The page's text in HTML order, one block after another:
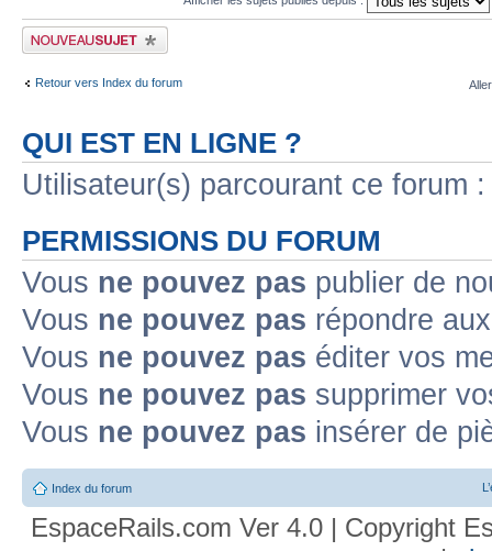
Publier un nouveau sujet
Retour vers Index du forum
QUI EST EN LIGNE ?
Utilisateur(s) parcourant ce forum
PERMISSIONS DU FORUM
Vous ne pouvez pas publier de
Vous ne pouvez pas répondre
Vous ne pouvez pas éditer vos
Vous ne pouvez pas supprimer
Vous ne pouvez pas insérer de
Index du forum
EspaceRails.com Ver 4.0 | Copyright